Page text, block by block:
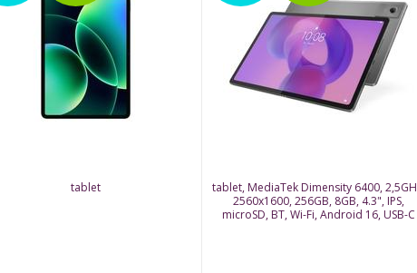
tablet
tablet, MediaTek Dimensity 6400,
2560x1600, 256GB, 8GB, 4.3", IPS,
microSD, BT, Wi-Fi, Android 16, USB-C